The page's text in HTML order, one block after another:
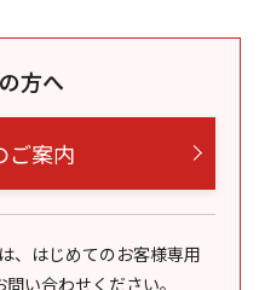
方へ
ご案内
、はじめてのお客様専用
問い合わせください。